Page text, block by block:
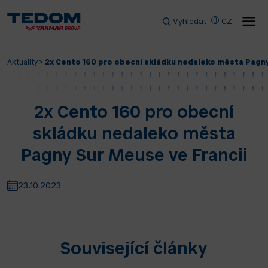
Vyhledat CZ
Aktuality > 2x Cento 160 pro obecní skládku nedaleko města
2x Cento 160 pro obecní
skládku nedaleko města
Pagny Sur Meuse ve Francii
23.10.2023
Související články